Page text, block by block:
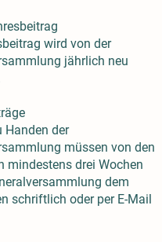
wird von der
jährlich neu
Handen der
müssen von den
mindestens drei Wochen
dem
schriftlich oder per E-Mail